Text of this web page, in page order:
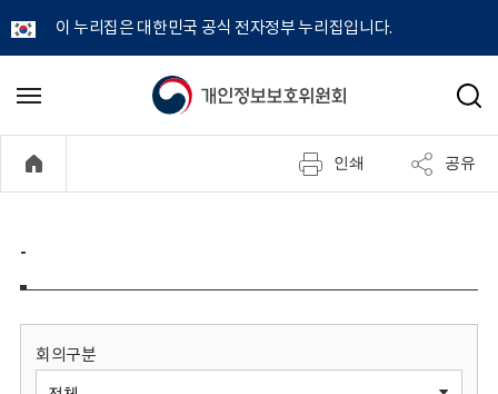
이 누리집은 대한민국 공식 전자정부 누리집입니다.
개
정
보
메
기
검
인쇄 공유
-
회의구분